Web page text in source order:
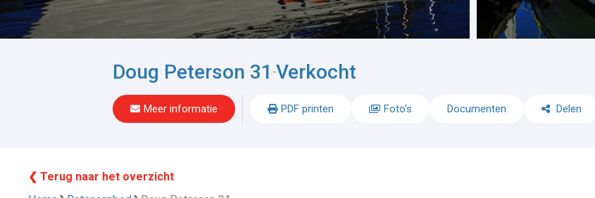
Doug Peterson 31 -Verkocht
Meer informatie PDF printen Foto's Documenten Delen
❮ Terug naar het overzicht